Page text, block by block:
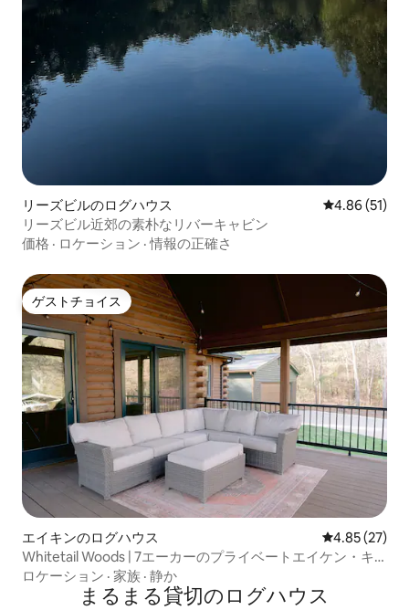
リーズビルのログハウス レビュー51
4.86 (51)
リーズビル近郊の素朴なリバーキャビン
価格 · ロケーション ·情報の正確さ
ゲストチョイス
ゲストチョイス
エイキンのログハウス レビュー27
4.85 (27)
Whitetail Woods | 7エーカーのプライベートエイケン・キ
ャビン
ロケーション · 家族 · 静か
まるまる貸切のログハウス